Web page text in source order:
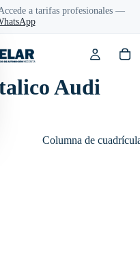
a tarifas profesionales —
Audi
Columna de